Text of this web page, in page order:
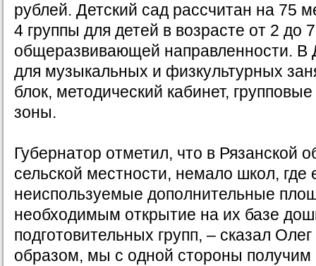
рублей. Детский сад рассчитан на 75
4 группы для детей в возрасте от 2 до
общеразвивающей направленности. В
для музыкальных и физкультурных
блок, методический кабинет,
зоны.
Губернатор отметил, что в Рязанской
сельской местности, немало школ, где
неиспользуемые дополнительные
необходимым открытие на их базе
подготовительных групп, – сказал
образом, мы с одной стороны